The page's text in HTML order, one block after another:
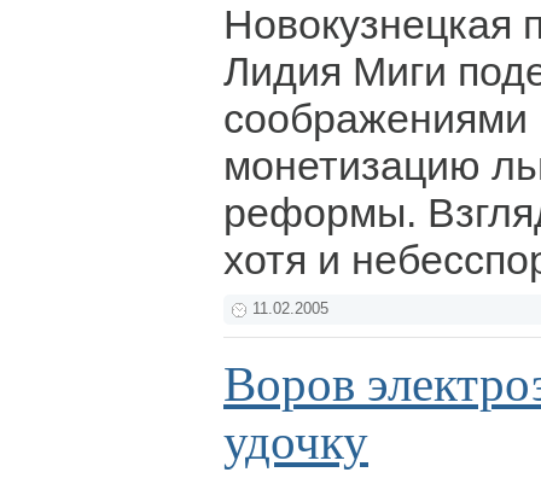
Новокузнецкая
Лидия Миги
соображениями
монетизацию
реформы.
хотя и
11.02.2005
Воров
удочку